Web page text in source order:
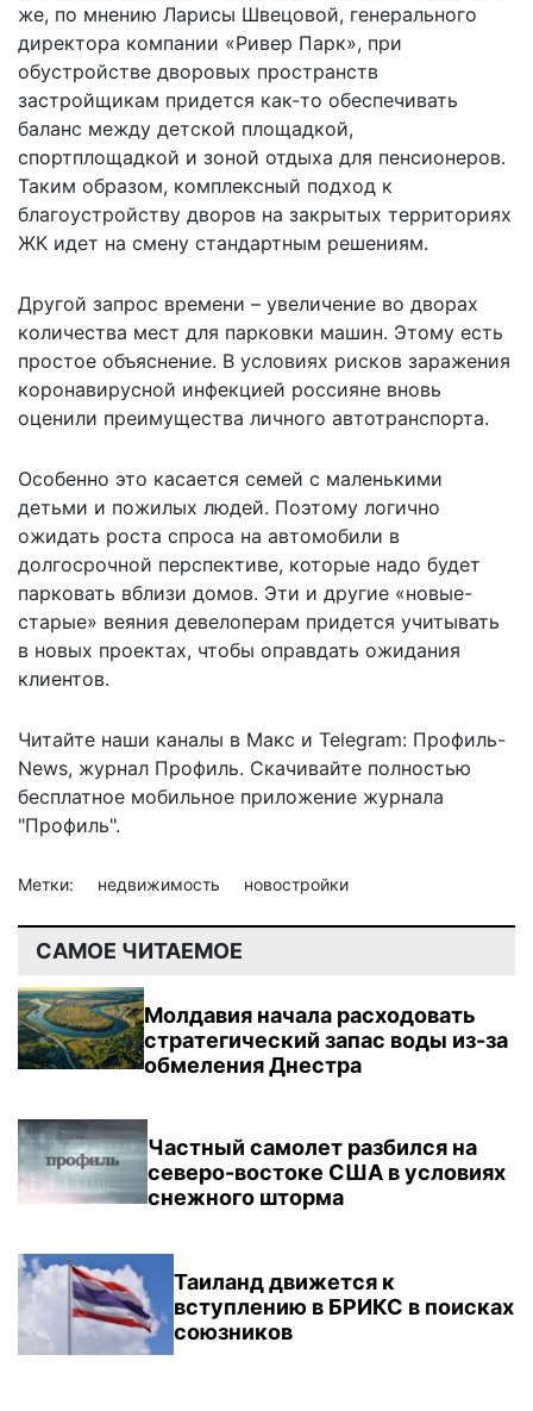
же, по мнению Ларисы Швецовой, генерального
директора компании «Ривер Парк», при
обустройстве дворовых пространств
застройщикам придется как-то обеспечивать
баланс между детской площадкой,
спортплощадкой и зоной отдыха для пенсионеров.
Таким образом, комплексный подход к
благоустройству дворов на закрытых территориях
ЖК идет на смену стандартным решениям.
Другой запрос времени – увеличение во дворах
количества мест для парковки машин. Этому есть
простое объяснение. В условиях рисков заражения
коронавирусной инфекцией россияне вновь
оценили преимущества личного автотранспорта.
Особенно это касается семей с маленькими
детьми и пожилых людей. Поэтому логично
ожидать роста спроса на автомобили в
долгосрочной перспективе, которые надо будет
парковать вблизи домов. Эти и другие «новые-
старые» веяния девелоперам придется учитывать
в новых проектах, чтобы оправдать ожидания
клиентов.
Читайте наши каналы в Макс и Telegram: Профиль-
News, журнал Профиль. Скачивайте полностью
бесплатное мобильное приложение журнала
"Профиль".
Метки: недвижимость новостройки
САМОЕ ЧИТАЕМОЕ
Молдавия начала расходовать
стратегический запас воды из-за
обмеления Днестра
Частный самолет разбился на
северо-востоке США в условиях
снежного шторма
Таиланд движется к
вступлению в БРИКС в поисках
союзников